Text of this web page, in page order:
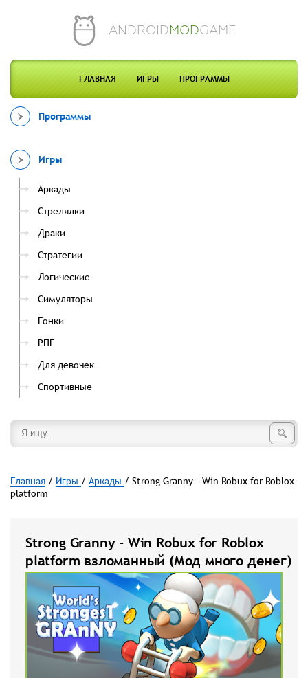
ANDROIDMODGAME
ГЛАВНАЯ ИГРЫ ПРОГРАММЫ
Программы
Игры
Аркады
Стрелялки
Драки
Стратегии
Логические
Симуляторы
Гонки
РПГ
Для девочек
Спортивные
Главная / Игры / Аркады / Strong Granny - Win Robux for Roblox
platform
Strong Granny - Win Robux for Roblox
platform взломанный (Мод много денег)